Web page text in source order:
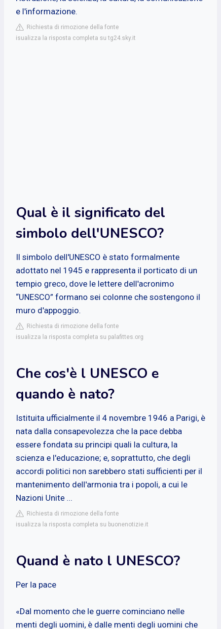
e l'informazione.
Richiesta di rimozione della fonte
isualizza la risposta completa su tg24.sky.it
Qual è il significato del
simbolo dell'UNESCO?
Il simbolo dell'UNESCO è stato formalmente
adottato nel 1945 e rappresenta il porticato di un
tempio greco, dove le lettere dell'acronimo
“UNESCO” formano sei colonne che sostengono il
muro d'appoggio.
Richiesta di rimozione della fonte
isualizza la risposta completa su palafittes.org
Che cos'è l UNESCO e
quando è nato?
Istituita ufficialmente il 4 novembre 1946 a Parigi, è
nata dalla consapevolezza che la pace debba
essere fondata su principi quali la cultura, la
scienza e l'educazione; e, soprattutto, che degli
accordi politici non sarebbero stati sufficienti per il
mantenimento dell'armonia tra i popoli, a cui le
Nazioni Unite ...
Richiesta di rimozione della fonte
isualizza la risposta completa su buonenotizie.it
Quand è nato l UNESCO?
Per la pace
«Dal momento che le guerre cominciano nelle
menti degli uomini, è dalle menti degli uomini che